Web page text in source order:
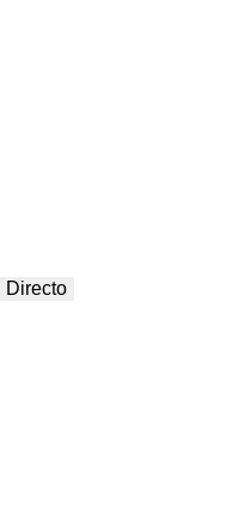
Directo